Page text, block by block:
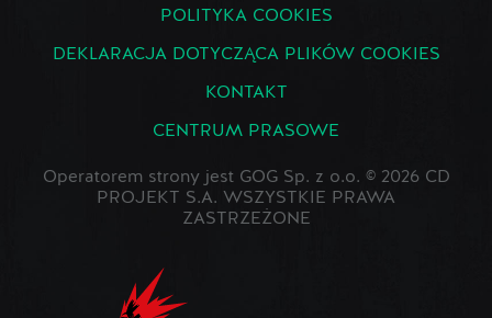
POLITYKA COOKIES
DEKLARACJA DOTYCZĄCA PLIKÓW COOKIES
KONTAKT
CENTRUM PRASOWE
Operatorem strony jest GOG Sp. z o.o. © 2026 CD
PROJEKT S.A. WSZYSTKIE PRAWA
ZASTRZEŻONE